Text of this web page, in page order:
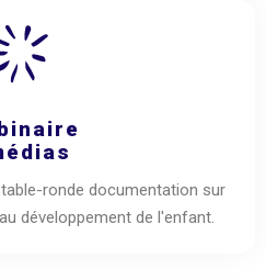
ronde documentation sur
développement de l'enfant.